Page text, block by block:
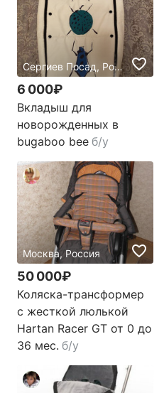
Сергиев Посад, Россия
6 000₽
Вкладыш для
новорожденных в
bugaboo bee б/у
Москва, Россия
50 000₽
Коляска-трансформер
с жесткой люлькой
Hartan Racer GT от 0 до
36 мес. б/у